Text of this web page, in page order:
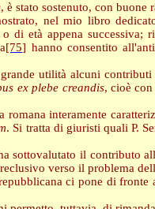
, è stato sostenuto, con
nel mio libro
di età appena
[75] hanno consentito
utilità alcuni contributi
ex plebe creandis, cioè
interamente
. Si tratta di giuristi quali P.
sottovalutato il contributo
verso il problema
ci pone di